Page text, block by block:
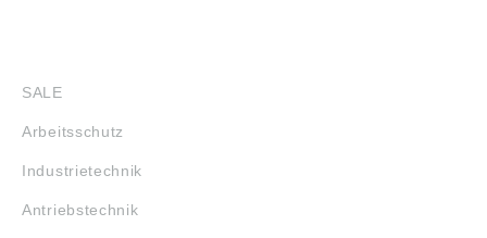
SALE
Arbeitsschutz
Industrietechnik
Antriebstechnik